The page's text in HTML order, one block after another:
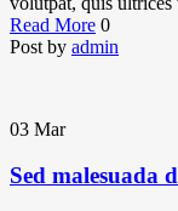
Read More 0
Post by admin
03 Mar
Sed malesuada